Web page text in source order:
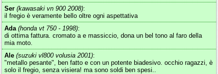
Ser (kawasaki vn 900 2008):
il fregio è veramente bello oltre ogni aspettativa
Ada (honda vt 750 - 1998):
di ottima fattura. cromato a e massiccio, dona un bel tono al faro della
mia moto.
Ale (suzuki vl800 volusia 2001):
"metallo pesante", ben fatto e con un potente biadesivo. occhio ragazzi, è
solo il fregio, senza visiera! ma sono soldi ben spesi..